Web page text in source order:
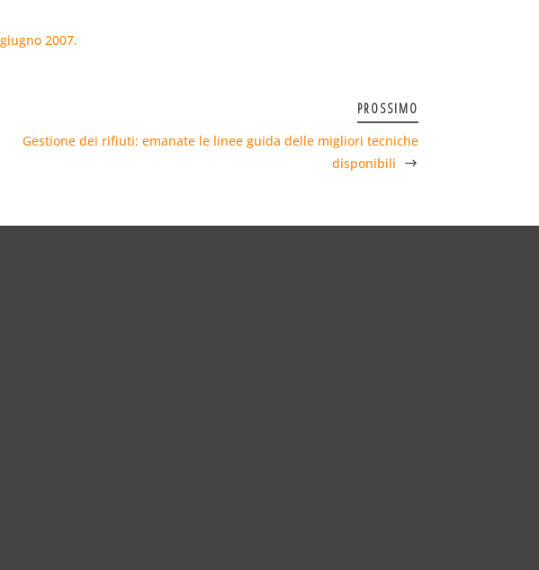
2007.
PROSSIMO
Gestione dei rifiuti: emanate le linee guida delle migliori tecniche
disponibili